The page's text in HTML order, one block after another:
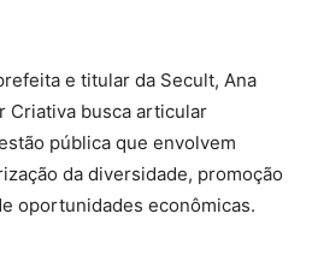
e titular da Secult, Ana
Criativa busca articular
pública que envolvem
da diversidade, promoção
oportunidades econômicas.